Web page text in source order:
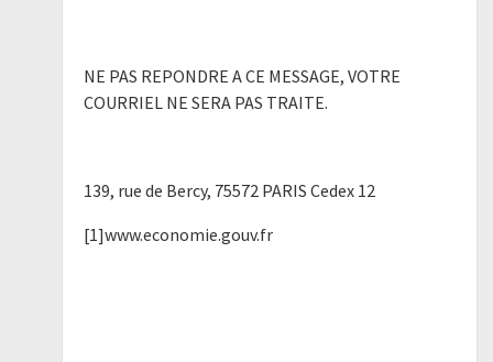
NE PAS REPONDRE A CE MESSAGE, VOTRE
COURRIEL NE SERA PAS TRAITE.
139, rue de Bercy, 75572 PARIS Cedex 12
[1]www.economie.gouv.fr